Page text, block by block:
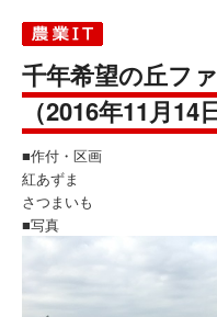
千年希望の丘フ
（2016年11月14
■作付・区画
紅あずま
さつまいも
■写真